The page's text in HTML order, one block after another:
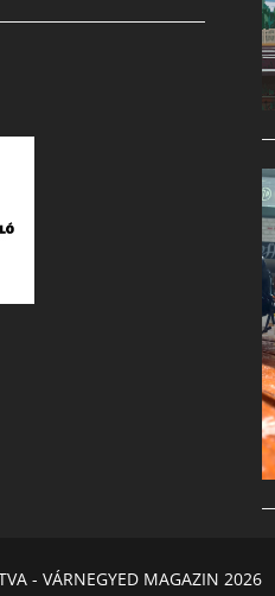
- VÁRNEGYED MAGAZIN 2026